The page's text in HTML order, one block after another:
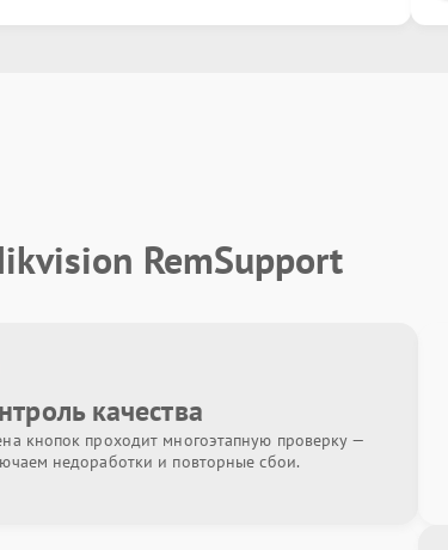
RemSupport
качества
кнопок проходит многоэтапную проверку —
недоработки и повторные сбои.